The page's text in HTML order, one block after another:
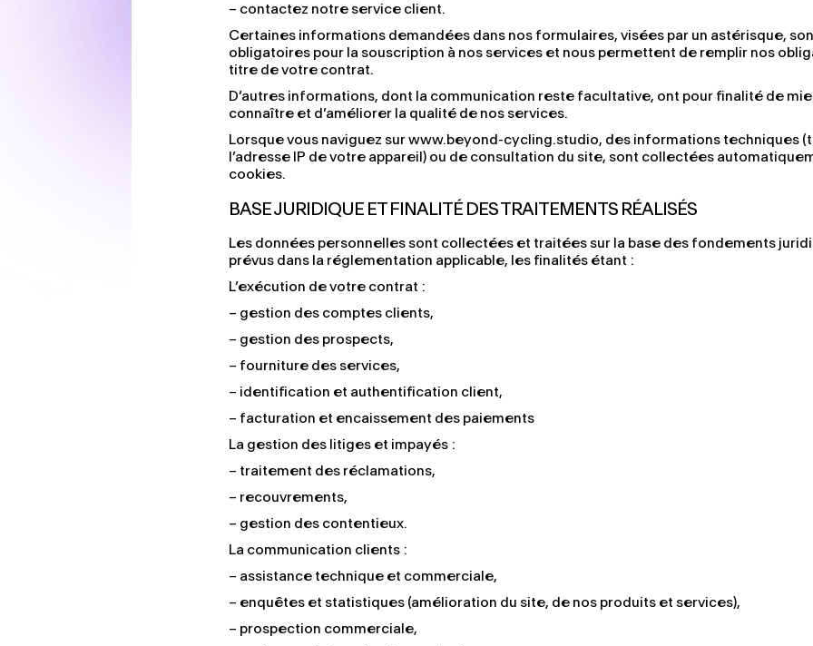
– contactez notre service client.
Certaines informations demandées dans nos formulaires, visées par un astérisque,
obligatoires pour la souscription à nos services et nous permettent de remplir nos
titre de votre contrat.
D’autres informations, dont la communication reste facultative, ont pour finalité de
connaître et d’améliorer la qualité de nos services.
Lorsque vous naviguez sur www.beyond-cycling.studio, des informations techniques
l’adresse IP de votre appareil) ou de consultation du site, sont collectées
cookies.
BASE JURIDIQUE ET FINALITÉ DES TRAITEMENTS RÉALISÉS
Les données personnelles sont collectées et traitées sur la base des fondements
prévus dans la réglementation applicable, les finalités étant :
L’exécution de votre contrat :
– gestion des comptes clients,
– gestion des prospects,
– fourniture des services,
– identification et authentification client,
– facturation et encaissement des paiements
La gestion des litiges et impayés :
– traitement des réclamations,
– recouvrements,
– gestion des contentieux.
La communication clients :
– assistance technique et commerciale,
– enquêtes et statistiques (amélioration du site, de nos produits et services),
– prospection commerciale,